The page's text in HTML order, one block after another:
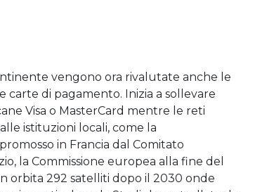
vengono ora rivalutate anche le
di pagamento. Inizia a sollevare
Visa o MasterCard mentre le reti
istituzioni locali, come la
in Francia dal Comitato
la Commissione europea alla fine del
orbita 292 satelliti dopo il 2030 onde